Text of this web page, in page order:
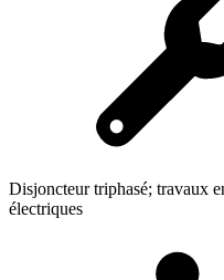
Disjoncteur triphasé; travaux
électriques